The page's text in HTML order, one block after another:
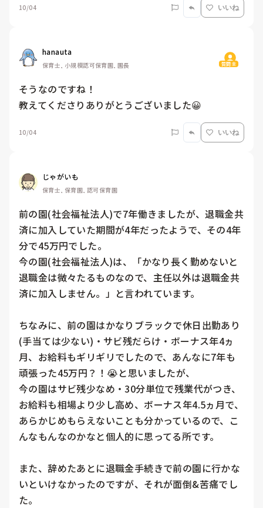
10/04 いいね
hanauta
保育士, 小規模認可保育園, 園長 質問主
そうなのですね！
教えてくださりありがとうございました😀
10/04 いいね
じゃがいも
保育士, 保育園, 認可保育園
前の園(社会福祉法人)で7年働きましたが、退職金共
済に加入していた期間が4年だったようで、その4年
分で45万円でした。
今の園(社会福祉法人)は、「かなり長く勤めないと
退職金は微々たるものなので、主任以外は退職金共
済に加入しません。」と言われています。
ちなみに、前の園はかなりブラックで休日出勤あり
(手当ては少ない)・サビ残だらけ・ボーナス年4ヵ
月、お給料もギリギリでしたので、あんなに7年も
頑張った45万円？！😭と思いましたが、
今の園はサビ残少なめ・30分単位で残業代がつき、
お給料も相場より少し高め、ボーナス年4.5ヵ月で、
あらかじめもらえないことも分かっているので、こ
んなもんなのかなと個人的に思ってる所です。
また、辞めたあとに退職金手続きで前の園に行かな
いといけなかったのですが、それが面倒&苦痛でし
た。